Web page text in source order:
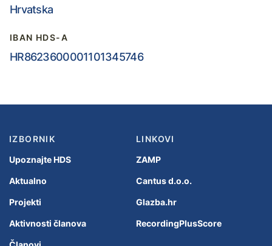
Hrvatska
IBAN HDS-A
HR8623600001101345746
IZBORNIK
Upoznajte HDS
Aktualno
Projekti
Aktivnosti članova
LINKOVI
ZAMP
Cantus d.o.o.
Glazba.hr
RecordingPlusScore